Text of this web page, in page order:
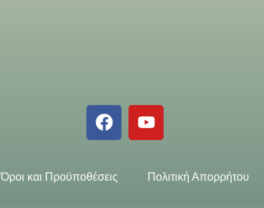
Όροι και Προϋποθέσεις Πολιτική Απορρήτου